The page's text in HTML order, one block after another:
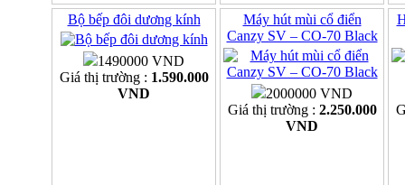
Bộ bếp đôi dương kính
1490000 VND
Giá thị trường : 1.590.000
VND
Máy hút mùi cổ điển
Canzy SV – CO-70 Black
2000000 VND
Giá thị trường : 2.250.000
VND